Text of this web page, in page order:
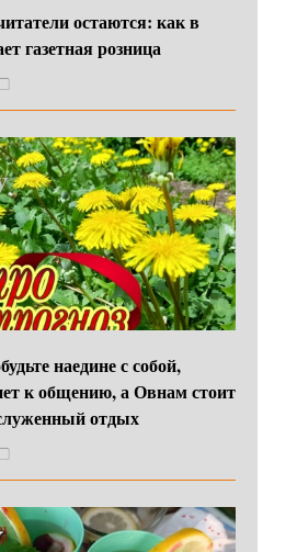
остаются: как в
газетная розница
наедине с собой,
к общению, а Овнам стоит
отдых